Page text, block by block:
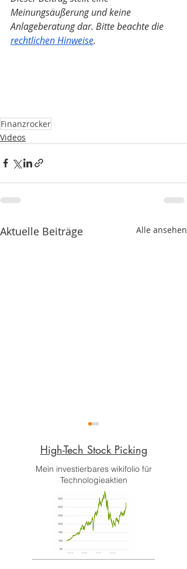
Meinungsäußerung und keine
Anlageberatung dar. Bitte beachte die
rechtlichen Hinweise.
Finanzrocker
Videos
Aktuelle Beiträge Alle ansehen
Wo der Markt wegsieht: Angi &
IAC im Check – echtgeld.tv
Interview
High-Tech Stock Picking​
Mein investierbares wikifolio für
Technologieaktien